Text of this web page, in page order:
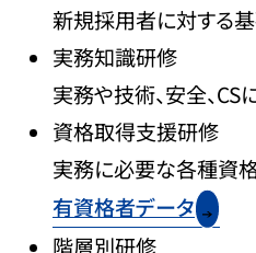
新規採用者に対する
実務知識研修
実務や技術、安全、CS
資格取得支援研修
実務に必要な各種資
有資格者データ
階層別研修